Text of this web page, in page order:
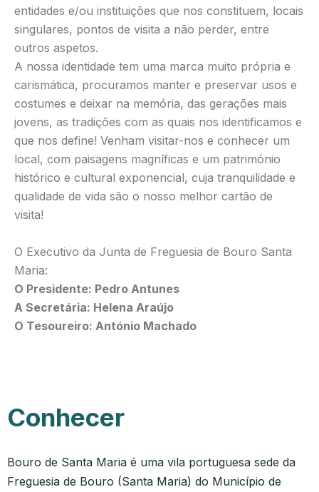
entidades e/ou instituições que nos constituem, locais
singulares, pontos de visita a não perder, entre
outros aspetos.
A nossa identidade tem uma marca muito própria e
carismática, procuramos manter e preservar usos e
costumes e deixar na memória, das gerações mais
jovens, as tradições com as quais nos identificamos e
que nos define! Venham visitar-nos e conhecer um
local, com paisagens magníficas e um património
histórico e cultural exponencial, cuja tranquilidade e
qualidade de vida são o nosso melhor cartão de
visita!
O Executivo da Junta de Freguesia de Bouro Santa
Maria:
O Presidente: Pedro Antunes
A Secretária: Helena Araújo
O Tesoureiro: António Machado
Conhecer
Bouro de Santa Maria é uma vila portuguesa sede da
Freguesia de Bouro (Santa Maria) do Município de